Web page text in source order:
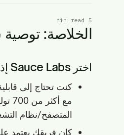
5 min read
الخلاصة:
اختر Sauce Labs إذا...
كنت تحتاج إلى
مع
المتصفح/نظام
كان فريقك يعتمد